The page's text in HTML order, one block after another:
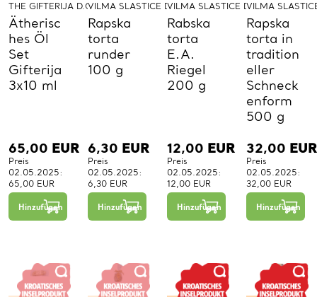
THE GIFTERIJA D.O.O.
Ätherisc
hes Öl
Set
Gifterija
3x10 ml
65,00 EUR
Preis
02.05.2025:
65,00 EUR
Hinzufügen 1 +
VILMA SLASTICE D.O.O.
Rapska
torta
runder
100 g
6,30 EUR
Preis
02.05.2025:
6,30 EUR
Hinzufügen 1 +
VILMA SLASTICE D.O.O.
Rabska
torta
E.A.
Riegel
200 g
12,00 EUR
Preis
02.05.2025:
12,00 EUR
Hinzufügen 1 +
VILMA
Rapska
torta in
tradition
eller
Schneck
enform
500 g
32,00 EUR
Preis
02.05.2025:
32,00 EUR
Hinzufügen